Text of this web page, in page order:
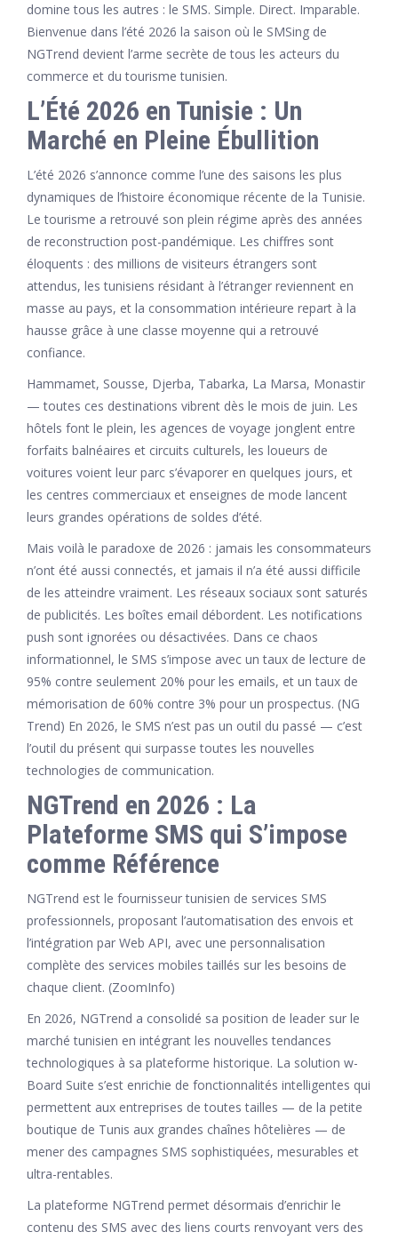
domine tous les autres : le SMS. Simple. Direct. Imparable.
Bienvenue dans l’été 2026 la saison où le SMSing de
NGTrend devient l’arme secrète de tous les acteurs du
commerce et du tourisme tunisien.
L’Été 2026 en Tunisie : Un
Marché en Pleine Ébullition
L’été 2026 s’annonce comme l’une des saisons les plus
dynamiques de l’histoire économique récente de la Tunisie.
Le tourisme a retrouvé son plein régime après des années
de reconstruction post-pandémique. Les chiffres sont
éloquents : des millions de visiteurs étrangers sont
attendus, les tunisiens résidant à l’étranger reviennent en
masse au pays, et la consommation intérieure repart à la
hausse grâce à une classe moyenne qui a retrouvé
confiance.
Hammamet, Sousse, Djerba, Tabarka, La Marsa, Monastir
— toutes ces destinations vibrent dès le mois de juin. Les
hôtels font le plein, les agences de voyage jonglent entre
forfaits balnéaires et circuits culturels, les loueurs de
voitures voient leur parc s’évaporer en quelques jours, et
les centres commerciaux et enseignes de mode lancent
leurs grandes opérations de soldes d’été.
Mais voilà le paradoxe de 2026 : jamais les consommateurs
n’ont été aussi connectés, et jamais il n’a été aussi difficile
de les atteindre vraiment. Les réseaux sociaux sont saturés
de publicités. Les boîtes email débordent. Les notifications
push sont ignorées ou désactivées. Dans ce chaos
informationnel, le SMS s’impose avec un taux de lecture de
95% contre seulement 20% pour les emails, et un taux de
mémorisation de 60% contre 3% pour un prospectus. (NG
Trend) En 2026, le SMS n’est pas un outil du passé — c’est
l’outil du présent qui surpasse toutes les nouvelles
technologies de communication.
NGTrend en 2026 : La
Plateforme SMS qui S’impose
comme Référence
NGTrend est le fournisseur tunisien de services SMS
professionnels, proposant l’automatisation des envois et
l’intégration par Web API, avec une personnalisation
complète des services mobiles taillés sur les besoins de
chaque client. (ZoomInfo)
En 2026, NGTrend a consolidé sa position de leader sur le
marché tunisien en intégrant les nouvelles tendances
technologiques à sa plateforme historique. La solution w-
Board Suite s’est enrichie de fonctionnalités intelligentes qui
permettent aux entreprises de toutes tailles — de la petite
boutique de Tunis aux grandes chaînes hôtelières — de
mener des campagnes SMS sophistiquées, mesurables et
ultra-rentables.
La plateforme NGTrend permet désormais d’enrichir le
contenu des SMS avec des liens courts renvoyant vers des